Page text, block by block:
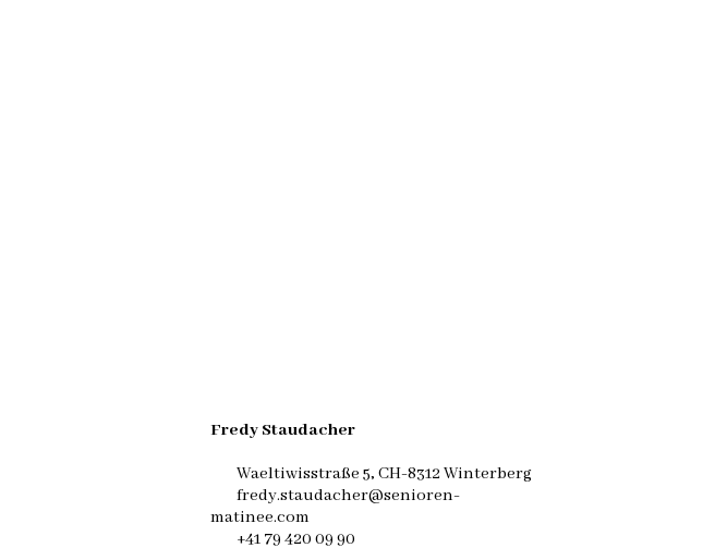
Fredy Staudacher
Waeltiwisstraße 5, CH-8312 Winterberg
fredy.staudacher@senioren-
matinee.com
+41 79 420 09 90